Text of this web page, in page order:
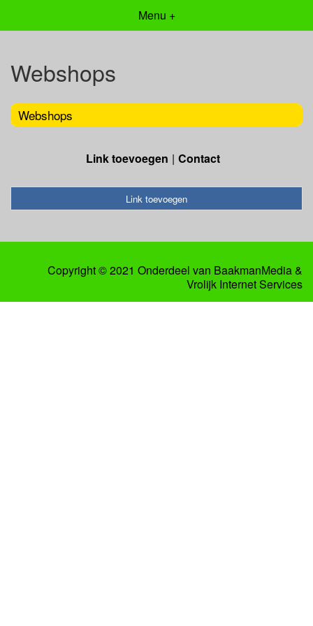
Menu +
Webshops
Webshops
Link toevoegen Contact
Link toevoegen
Copyright © 2021 Onderdeel van BaakmanMedia&
Vrolijk Internet Services